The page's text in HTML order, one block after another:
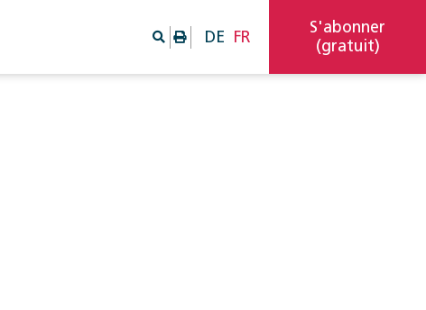
DE FR
S'abonner
(gratuit)